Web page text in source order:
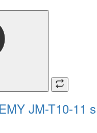
JM-T10-11 s